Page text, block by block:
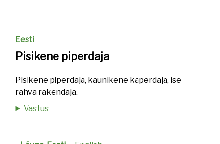
Eesti
Pisikene piperdaja
Pisikene piperdaja, kaunikene kaperdaja, ise
rahva rakendaja.
Vastus